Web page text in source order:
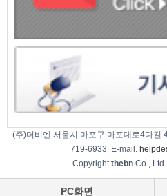
(주)더비엔 서울시 마포구 마포대로4다
719-6933 E-mail.
CopyrightthebnCo., Ltd.
PC화면